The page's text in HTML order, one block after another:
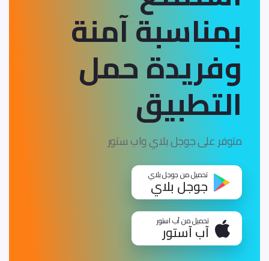
بمناسبة آمنة
وفريدةحمل
التطبيق
متوفر على جوجل بلاي واب ستور
تحميل من جوجل بلاي
جوجل بلاي
تحميل من آب استور
آب آستور